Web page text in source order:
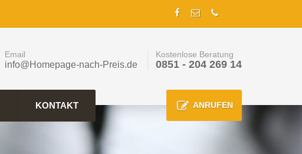
Email
info@Homepage-nach-Preis.de
Kostenlose Beratung
0851 - 204 269 14
KONTAKT ANRUFEN